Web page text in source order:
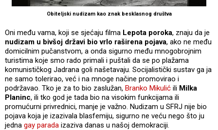
Obiteljski nudizam kao znak besklasnog društva
Oni među vama, koji se sjećaju filma Lepota poroka, znaju da je
nudizam u bivšoj državi bio vrlo raširena pojava, ako ne među
domicilnim pučanstvom, a onda sigurno među mnogobrojnim
turistima koje smo rado primali i puštali da se po plažama
komunističkog Jadrana goli našetavaju. Socijalistički sustav ga ja
ne samo tolerirao, već i na mnoge načine promovirao i
podržavao. Tko je za to bio zaslužan, Branko Mikulić ili Milka
Planinc, ili tko god je tada bio na visokim funkcijama ili
promućurni privrednici, manje je važno. Nudizam u SFRJ nije bio
pojava koja je izazivala blasfemiju, sigurno ne veću nego što ju
jedna gay parada izaziva danas u našoj demokraciji.